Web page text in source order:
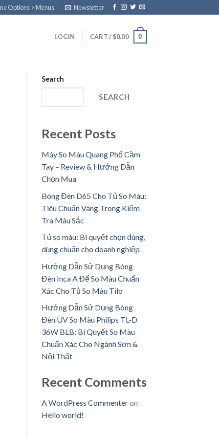
Options > Menus Newsletter
LOGIN CART /$0.00 0
Search
SEARCH
Recent Posts
Máy So Màu Quang Phổ Cầm
Tay – Review & Hướng Dẫn
Chọn Mua
Bóng Đèn D65 Cho Tủ So Màu:
Tiêu Chuẩn Vàng Trong Kiểm
Tra Màu Sắc
Tủ so màu: Bí quyết chọn đúng,
dùng chuẩn cho doanh nghiệp
Hướng Dẫn Sử Dụng Bóng
Đèn Inca A Để So Màu Chuẩn
Xác Cho Tủ So Màu Tilo
Hướng Dẫn Sử Dụng Bóng
Đèn UV So Màu Philips TL-D
36W BLB: Bí Quyết So Màu
Chuẩn Xác Cho Ngành Sơn &
Nội Thất
Recent Comments
A WordPress Commenteron
Hello world!